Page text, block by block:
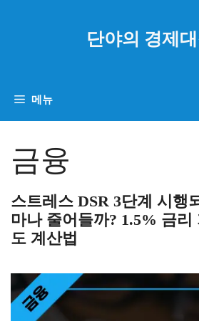
단야의 경제
메뉴
금융
스트레스 DSR 3단계 시행
마나 줄어들까? 1.5% 금리
도 계산법